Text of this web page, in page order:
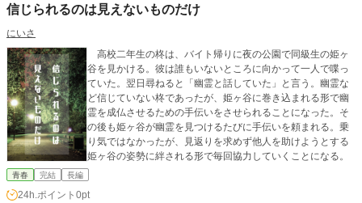
信じられるのは見えないものだけ
にいさ
高校二年生の柊は、バイト帰りに夜の公園で同級生の姫ヶ
谷を見かける。彼は誰もいないところに向かって一人で喋っ
ていた。翌日尋ねると「幽霊と話していた」と言う。幽霊な
ど信じていない柊であったが、姫ヶ谷に巻き込まれる形で幽
霊を成仏させるための手伝いをさせられることになった。そ
の後も姫ヶ谷が幽霊を見つけるたびに手伝いを頼まれる。乗
り気ではなかったが、見返りを求めず他人を助けようとする
姫ヶ谷の姿勢に絆される形で毎回協力していくことになる。
青春 完結 長編
24h.ポイント 0pt